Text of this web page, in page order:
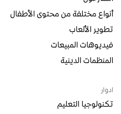
أنواع مختلفة من محتوى الأطفال
تطوير الألعاب
فيديوهات المبيعات
المنظمات الدينية
ادوار
تكنولوجيا التعليم